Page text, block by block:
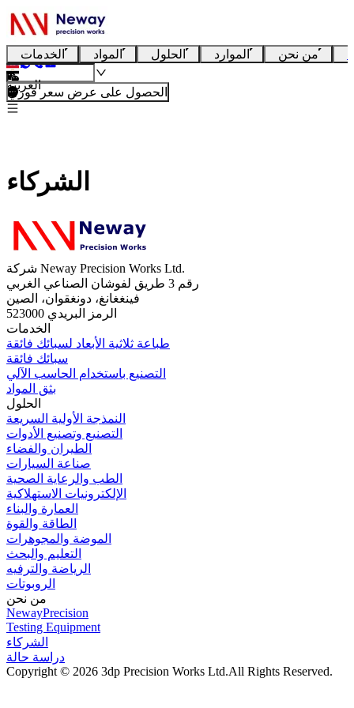
الخدمات المواد الحلول الموارد من نحن
العربية
الحصول على عرض سعر فوري
الشركاء
شركة Neway Precision Works Ltd.
رقم 3 طريق لفوشان الصناعي الغربي
فينغغانغ، دونغقوان، الصين
الرمز البريدي 523000
الخدمات
طباعة ثلاثية الأبعاد لسبائك فائقة
سبائك فائقة
التصنيع باستخدام الحاسب الآلي
بثق المواد
الحلول
النمذجة الأولية السريعة
التصنيع وتصنيع الأدوات
الطيران والفضاء
صناعة السيارات
الطب والرعاية الصحية
الإلكترونيات الاستهلاكية
العمارة والبناء
الطاقة والقوة
الموضة والمجوهرات
التعليم والبحث
الرياضة والترفيه
الروبوتات
من نحن
NewayPrecision
Testing Equipment
الشركاء
دراسة حالة
Copyright © 2026 3dp Precision Works Ltd.All Rights Reserved.